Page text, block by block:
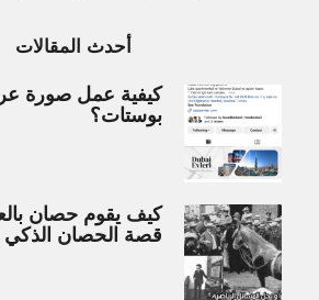
أحدث المقالات
بوستات؟
كيف يقوم حصان
قصة الحصان